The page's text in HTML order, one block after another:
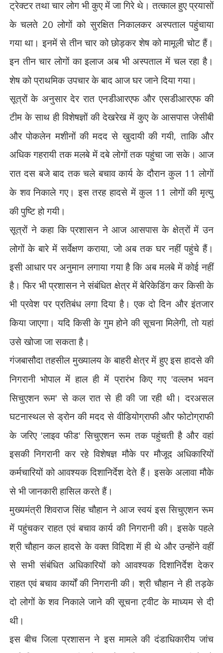
ट्रेक्टर तथा चार लोग भी कुए में जा गिरे थे। तत्काल हुए प्रयासों
के चलते 20 लोगों को सुरक्षित निकालकर अस्पताल पहुंचाया
गया था। इनमें से तीन चार को छोड़कर शेष को मामूली चोट हैं।
इन तीन चार लोगों का इलाज अब भी अस्पताल में चल रहा है।
शेष को प्राथमिक उपचार के बाद आज घर जाने दिया गया।
सूत्रों के अनुसार देर रात एनडीआरएफ और एसडीआरएफ की
टीम के साथ ही विशेषज्ञों की देखरेख में कुए के आसपास जेसीबी
और पोकलेन मशीनों की मदद से खुदायी की गयी,ताकि और
अधिक गहरायी तक मलबे में दबे लोगों तक पहुंचा जा सके। आज
रात दस बजे बाद तक चले बचाव कार्य के दौरान कुल 11 लाेगों
के शव निकाले गए। इस तरह हादसे में कुल 11 लोगों की मृत्यु
की पुष्टि हो गयी।
सूत्रों ने कहा कि प्रशासन ने आज आसपास के क्षेत्रों में उन
लोगों के बारे में सर्वेक्षण कराया,जो अब तक घर नहीं पहुंचे हैं।
इसी आधार पर अनुमान लगाया गया है कि अब मलबे में कोई नहीं
है। फिर भी प्रशासन ने संबंधित क्षेत्र में बेरिकेडिंग कर किसी के
भी प्रवेश पर प्रतिबंध लगा दिया है। एक दो दिन और इंतजार
किया जाएगा। यदि किसी के गुम होने की सूचना मिलेगी,तो यहां
उसे खोजा जा सकता है।
गंजबासौदा तहसील मुख्यालय के बाहरी क्षेत्र में हुए इस हादसे की
निगरानी भोपाल में हाल ही में प्रारंभ किए गए 'वल्लभ भवन
सिचुएशन रूम'से कल रात से ही की जा रही थी। दरअसल
घटनास्थल से ड्रोन की मदद से वीडियोग्राफी और फोटोग्राफी
के जरिए 'लाइव फीड'सिचुएशन रूम तक पहुंचती है और वहां
इसकी निगरानी कर रहे विशेषज्ञ मौके पर मौजूद अधिकारियों
कर्मचारियों को आवश्यक दिशानिर्देश देते हैं। इसके अलावा मौके
से भी जानकारी हासिल करते हैं।
मुख्यमंत्री शिवराज सिंह चौहान ने आज स्वयं इस सिचुएशन रूम
में पहुंचकर राहत एवं बचाव कार्य की निगरानी की। इसके पहले
श्री चौहान कल हादसे के वक्त विदिशा में ही थे और उन्होंने वहीं
से सभी संबंधित अधिकारियों को आवश्यक दिशानिर्देश देकर
राहत एवं बचाव कार्यों की निगरानी की। श्री चौहान ने ही तड़के
दो लोगों के शव निकाले जाने की सूचना ट्वीट के माध्यम से दी
थी।
इस बीच जिला प्रशासन ने इस मामले की दंडाधिकारीय जांच